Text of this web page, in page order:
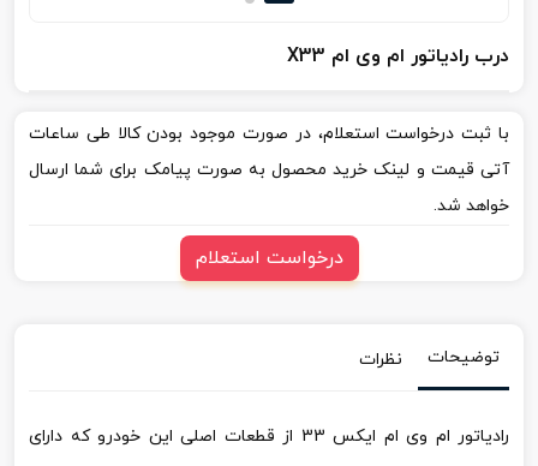
درب رادیاتور ام وی ام X33
با ثبت درخواست استعلام، در صورت موجود بودن کالا طی ساعات
آتی قیمت و لینک خرید محصول به صورت پیامک برای شما ارسال
خواهد شد.
درخواست استعلام
توضیحات نظرات
رادیاتور ام وی ام ایکس 33 از قطعات اصلی این خودرو که دارای